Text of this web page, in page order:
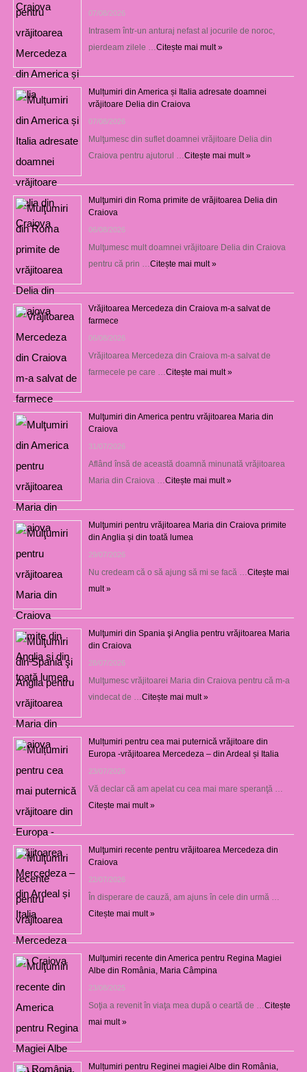
07/08/2026
Intrasem într-un anturaj nefast al jocurile de noroc,
pierdeam zilele … Citește mai mult »
Mulțumiri din America și Italia adresate doamnei
vrăjitoare Delia din Craiova
07/08/2026
Mulţumesc din suflet doamnei vrăjitoare Delia din
Craiova pentru ajutorul … Citește mai mult »
Mulţumiri din Roma primite de vrăjitoarea Delia din
Craiova
06/08/2026
Mulţumesc mult doamnei vrăjitoare Delia din Craiova
pentru că prin … Citește mai mult »
Vrăjitoarea Mercedeza din Craiova m-a salvat de
farmece
06/08/2026
Vrăjitoarea Mercedeza din Craiova m-a salvat de
farmecele pe care … Citește mai mult »
Mulţumiri din America pentru vrăjitoarea Maria din
Craiova
31/07/2026
Aflând însă de această doamnă minunată vrăjitoarea
Maria din Craiova … Citește mai mult »
Mulţumiri pentru vrăjitoarea Maria din Craiova primite
din Anglia și din toată lumea
29/07/2026
Nu credeam că o să ajung să mi se facă … Citește mai
mult »
Mulţumiri din Spania şi Anglia pentru vrăjitoarea Maria
din Craiova
28/07/2026
Mulţumesc vrăjitoarei Maria din Craiova pentru că m-a
vindecat de … Citește mai mult »
Mulțumiri pentru cea mai puternică vrăjitoare din
Europa -vrăjitoarea Mercedeza – din Ardeal și Italia
23/07/2026
Vă declar că am apelat cu cea mai mare speranţă …
Citește mai mult »
Mulţumiri recente pentru vrăjitoarea Mercedeza din
Craiova
22/07/2026
În disperare de cauză, am ajuns în cele din urmă …
Citește mai mult »
Mulţumiri recente din America pentru Regina Magiei
Albe din România, Maria Câmpina
23/08/2025
Soţia a revenit în viaţa mea după o ceartă de … Citește
mai mult »
Mulțumiri pentru Reginei magiei Albe din România,